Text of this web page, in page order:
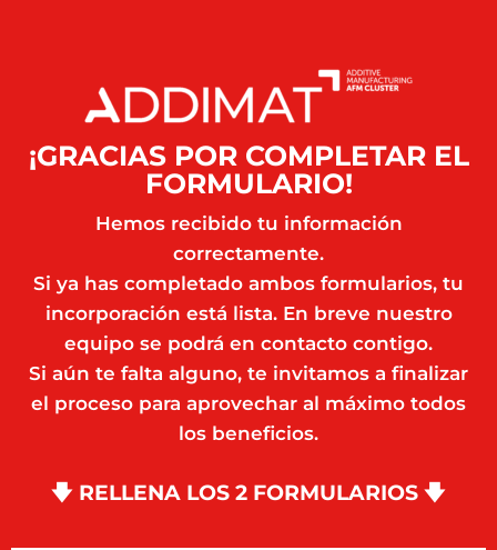
contenido
¡GRACIAS POR COMPLETAR EL
FORMULARIO!
Hemos recibido tu información
correctamente.
Si ya has completado ambos formularios, tu
incorporación está lista. En breve nuestro
equipo se podrá en contacto contigo.
Si aún te falta alguno, te invitamos a finalizar
el proceso para aprovechar al máximo todos
los beneficios.
🡇 RELLENA LOS 2 FORMULARIOS 🡇